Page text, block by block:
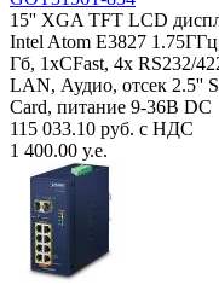
15'' XGA TFT LCD
Intel Atom E3827
Гб, 1xCFast, 4x RS232/
LAN, Аудио, отсек 2.5''
Card, питание 9-36В DC
115 033.10 руб. с НДС
1 400.00 у.е.